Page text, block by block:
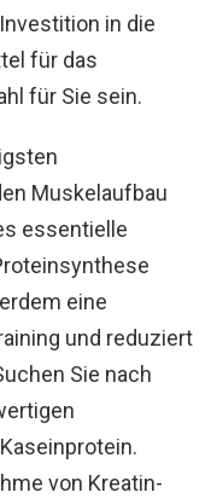
in die
für das
für Sie sein.
Muskelaufbau
essentielle
eine
und reduziert
Sie nach
von Kreatin-